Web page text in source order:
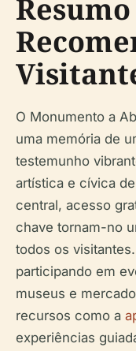
Resumo
O Monumento a
uma memória de
testemunho
artística e cívica
central, acesso
chave tornam-no
todos os
participando em
museus e
recursos como a
experiências